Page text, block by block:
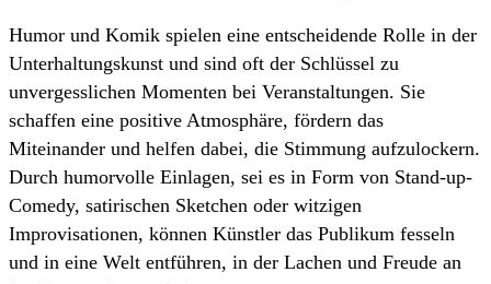
Humor und Komik spielen eine entscheidende Rolle in der
Unterhaltungskunst und sind oft der Schlüssel zu
unvergesslichen Momenten bei Veranstaltungen. Sie
schaffen eine positive Atmosphäre, fördern das
Miteinander und helfen dabei, die Stimmung aufzulockern.
Durch humorvolle Einlagen, sei es in Form von Stand-up-
Comedy, satirischen Sketchen oder witzigen
Improvisationen, können Künstler das Publikum fesseln
und in eine Welt entführen, in der Lachen und Freude an